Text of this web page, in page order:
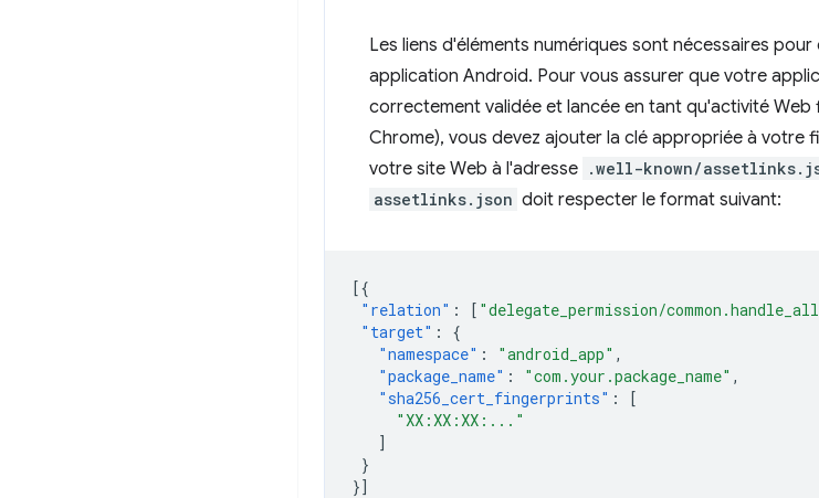
Les liens d'éléments numériques sont nécessaires
application Android. Pour vous assurer que votre
correctement validée et lancée en tant qu'activité
Chrome), vous devez ajouter la clé appropriée à votre
votre site Web à l'adresse .well-known/
assetlinks.json doit respecter le format suivant:
[{
"relation" : [ "delegate_permission/
"target" :
{
"namespace" : "android_app" ,
"package_name" : "com.your.package_name" ,
"sha256_cert_fingerprints" :
[
"XX:XX:XX:..."
]
}
}]